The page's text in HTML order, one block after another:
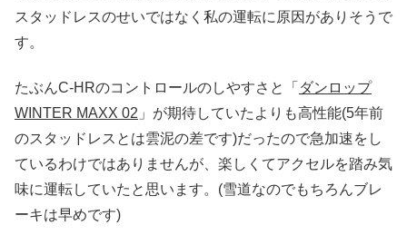
スタッドレスのせいではなく私の運転に原因がありそうで
す。
たぶんC-HRのコントロールのしやすさと「 ダンロップ
WINTER MAXX 02 」が期待していたよりも高性能(5年前
のスタッドレスとは雲泥の差です)だったので急加速をし
ているわけではありませんが、楽しくてアクセルを踏み気
味に運転していたと思います。(雪道なのでもちろんブレ
ーキは早めです)